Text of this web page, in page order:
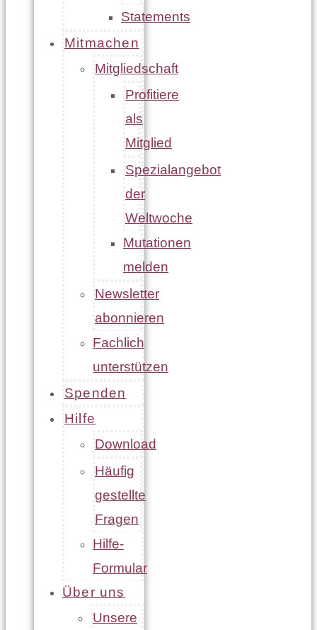
Statements
Mitmachen
Mitgliedschaft
Profitiere
als
Mitglied
Spezialangebot
der
Weltwoche
Mutationen
melden
Newsletter
abonnieren
Fachlich
unterstützen
Spenden
Hilfe
Download
Häufig
gestellte
Fragen
Hilfe-
Formular
Über uns
Unsere